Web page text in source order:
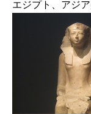
エジプト、アジ